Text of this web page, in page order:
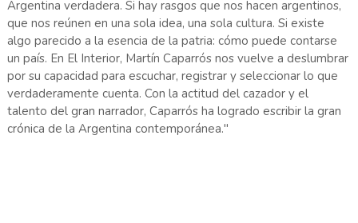
Argentina verdadera. Si hay rasgos que nos hacen argentinos,
que nos reúnen en una sola idea, una sola cultura. Si existe
algo parecido a la esencia de la patria: cómo puede contarse
un país. En El Interior, Martín Caparrós nos vuelve a deslumbrar
por su capacidad para escuchar, registrar y seleccionar lo que
verdaderamente cuenta. Con la actitud del cazador y el
talento del gran narrador, Caparrós ha logrado escribir la gran
crónica de la Argentina contemporánea."